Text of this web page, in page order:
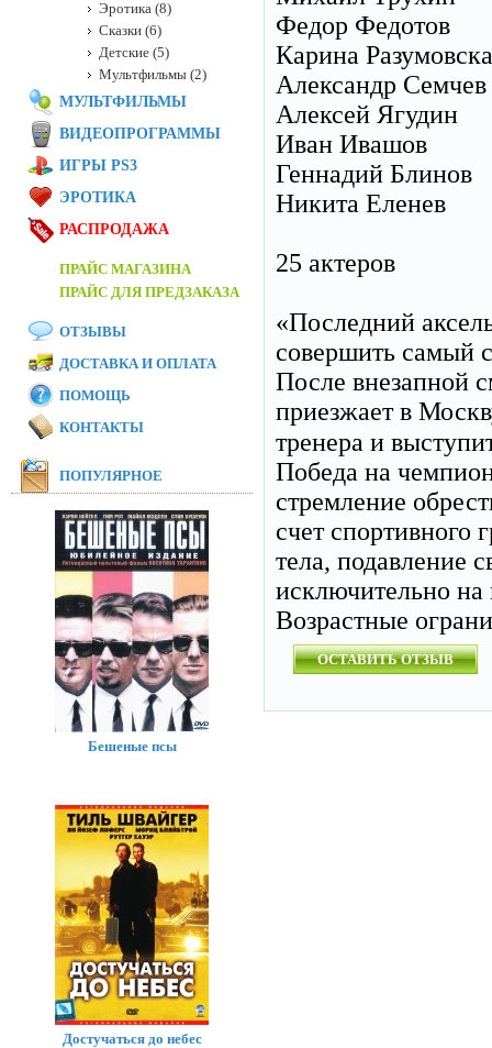
Федор Федотов
Карина
Александр Семчев
Алексей Ягудин
Иван Ивашов
Геннадий Блинов
Никита Еленев
25 актеров
«Последний
совершить самый
После внезапной
приезжает в
тренера и
Победа на
стремление
счет спортивного
тела, подавление
исключительно
Возрастные
ОСТАВИТЬ ОТЗЫВ
Эротика (8)
Сказки (6)
Детские (5)
Мультфильмы (2)
МУЛЬТФИЛЬМЫ
ВИДЕОПРОГРАММЫ
ИГРЫ PS3
ЭРОТИКА
РАСПРОДАЖА
ПРАЙС МАГАЗИНА
ПРАЙС ДЛЯ ПРЕДЗАКАЗА
ОТЗЫВЫ
ДОСТАВКА И ОПЛАТА
ПОМОЩЬ
КОНТАКТЫ
ПОПУЛЯРНОЕ
Бешеные псы
Достучаться до небес